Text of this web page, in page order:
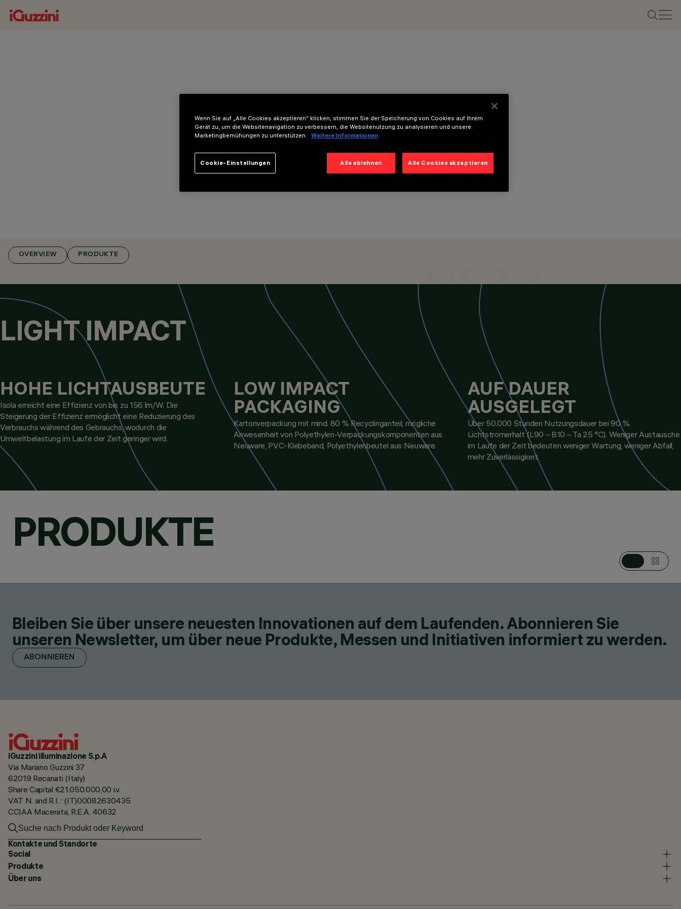
DOWNLIGHTS UND EINBAULEUCHTEN, PENDELLEUCHTEN, WANDLEUCHTEN,
DECKENLEUCHTEN
PRODUKTE
129
OVERVIEW PRODUKTE
LIGHT IMPACT
HOHE LICHTAUSBEUTE
Isola erreicht eine Effizienz von bis zu 156 lm/W. Die
Steigerung der Effizienz ermöglicht eine Reduzierung des
Verbrauchs während des Gebrauchs, wodurch die
Umweltbelastung im Laufe der Zeit geringer wird.
LOW IMPACT
PACKAGING
Kartonverpackung mit mind. 80 % Recyclinganteil, mögliche
Anwesenheit von Polyethylen-Verpackungskomponenten aus
Neuware, PVC-Klebeband, Polyethylenbeutel aus Neuware.
AUF DAUER
AUSGELEGT
Über 50.000 Stunden Nutzungsdauer bei 90 %
Lichtstromerhalt (L90 – B10 – Ta 25 °C). Weniger Austausche
im Laufe der Zeit bedeuten weniger Wartung, weniger Abfall,
mehr Zuverlässigkeit.
PRODUKTE
Bleiben Sie über unsere neuesten Innovationen auf dem Laufenden. Abonnieren Sie
unseren Newsletter, um über neue Produkte, Messen und Initiativen informiert zu werden.
ABONNIEREN
iGuzzini illuminazione S.p.A
Via Mariano Guzzini 37
62019 Recanati (Italy)
Share Capital €21.050.000,00 i.v.
VAT N. and R.I. : (IT)00082630435
CCIAA Macerata, R.E.A. 40632
Kontakte und Standorte
Social
Produkte
Über uns
Wenn Sie auf „Alle Cookies akzeptieren“ klicken, stimmen Sie der Speicherung von Cookies auf Ihrem
Gerät zu, um die Websitenavigation zu verbessern, die Websitenutzung zu analysieren und unsere
Marketingbemühungen zu unterstützen.
Weitere Informationen
Alle ablehnen Alle Cookies akzeptieren
Cookie-Einstellungen